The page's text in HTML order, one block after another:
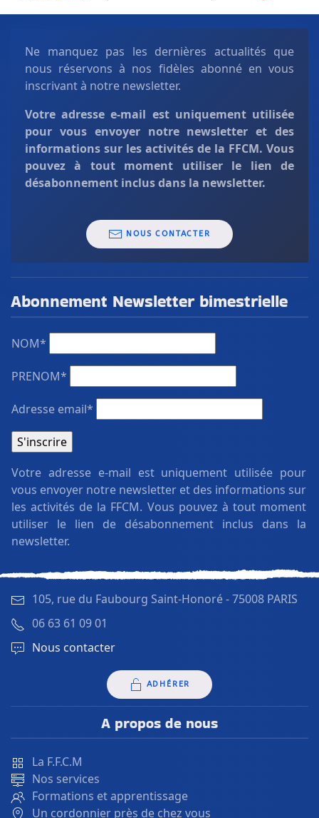
Ne manquez pas les dernières actualités que
nous réservons à nos fidèles abonné en vous
inscrivant à notre newsletter.
Votre adresse e-mail est uniquement utilisée
pour vous envoyer notre newsletter et des
informations sur les activités de la FFCM. Vous
pouvez à tout moment utiliser le lien de
désabonnement inclus dans la newsletter.
NOUS CONTACTER
Abonnement Newsletter bimestrielle
NOM*
PRENOM*
Adresse email*
Votre adresse e-mail est uniquement utilisée pour
vous envoyer notre newsletter et des informations sur
les activités de la FFCM. Vous pouvez à tout moment
utiliser le lien de désabonnement inclus dans la
newsletter.
105, rue du Faubourg Saint-Honoré -75008 PARIS
06 63 61 09 01
Nous contacter
ADHÉRER
A propos de nous
La F.F.C.M
Nos services
Formations et apprentissage
Un cordonnier près de chez vous